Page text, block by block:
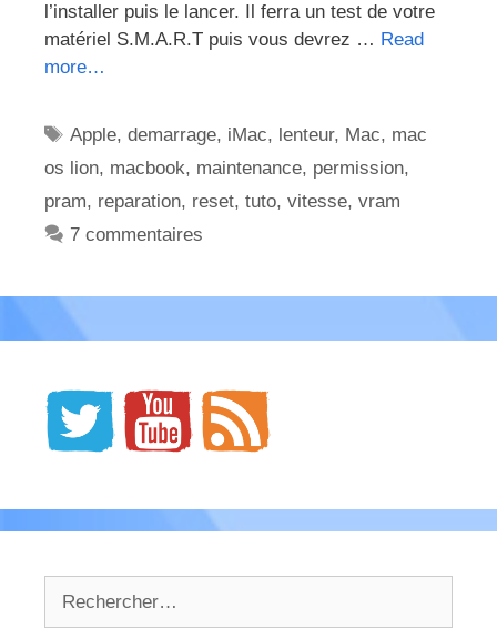
l’installer puis le lancer. Il ferra un test de votre
matériel S.M.A.R.T puis vous devrez … Read
more…
Étiquettes
Apple,demarrage, iMac, lenteur, Mac, mac
os lion, macbook, maintenance, permission,
pram, reparation, reset, tuto, vitesse, vram
7 commentaires